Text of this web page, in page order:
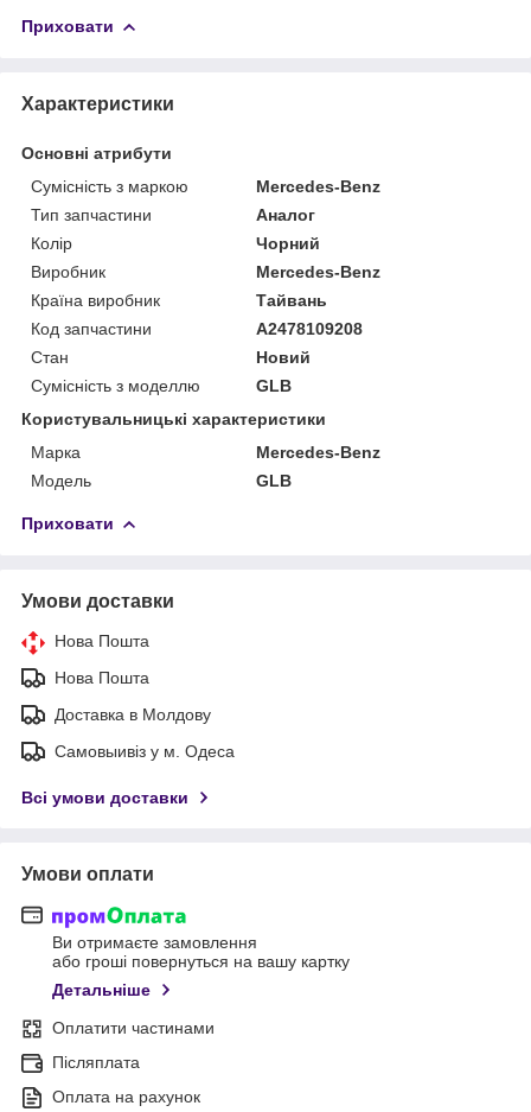
Приховати
Характеристики
Основні атрибути
Сумісність з маркою
Mercedes-Benz
Тип запчастини
Аналог
Колір
Чорний
Виробник
Mercedes-Benz
Країна виробник
Тайвань
Код запчастини
A2478109208
Стан
Новий
Сумісність з моделлю
GLB
Користувальницькі характеристики
Марка
Mercedes-Benz
Мoдель
GLB
Приховати
Умови доставки
Нова Пошта
Нова Пошта
Доставка в Молдову
Самовыивіз у м. Одеса
Всі умови доставки
Умови оплати
Ви отримаєте замовлення
або гроші повернуться на вашу картку
Детальніше
Оплатити частинами
Післяплата
Оплата на рахунок